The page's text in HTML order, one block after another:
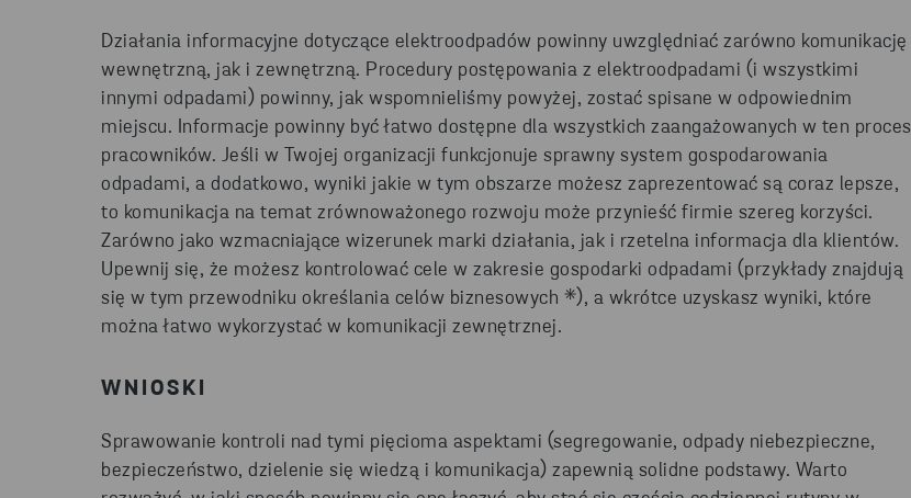
Działania informacyjne dotyczące elektroodpadów powinny uwzględniać zarówno komunikację
wewnętrzną, jak i zewnętrzną. Procedury postępowania z elektroodpadami (i wszystkimi
innymi odpadami) powinny, jak wspomnieliśmy powyżej, zostać spisane w odpowiednim
miejscu. Informacje powinny być łatwo dostępne dla wszystkich zaangażowanych w ten proces
pracowników. Jeśli w Twojej organizacji funkcjonuje sprawny system gospodarowania
odpadami, a dodatkowo, wyniki jakie w tym obszarze możesz zaprezentować są coraz lepsze,
to komunikacja na temat zrównoważonego rozwoju może przynieść firmie szereg korzyści.
Zarówno jako wzmacniające wizerunek marki działania, jak i rzetelna informacja dla klientów.
Upewnij się, że możesz kontrolować cele w zakresie gospodarki odpadami (przykłady znajdują
się w tym przewodniku określania celów biznesowych *), a wkrótce uzyskasz wyniki, które
można łatwo wykorzystać w komunikacji zewnętrznej.
WNIOSKI
Sprawowanie kontroli nad tymi pięcioma aspektami (segregowanie, odpady niebezpieczne,
bezpieczeństwo, dzielenie się wiedzą i komunikacja) zapewnią solidne podstawy. Warto